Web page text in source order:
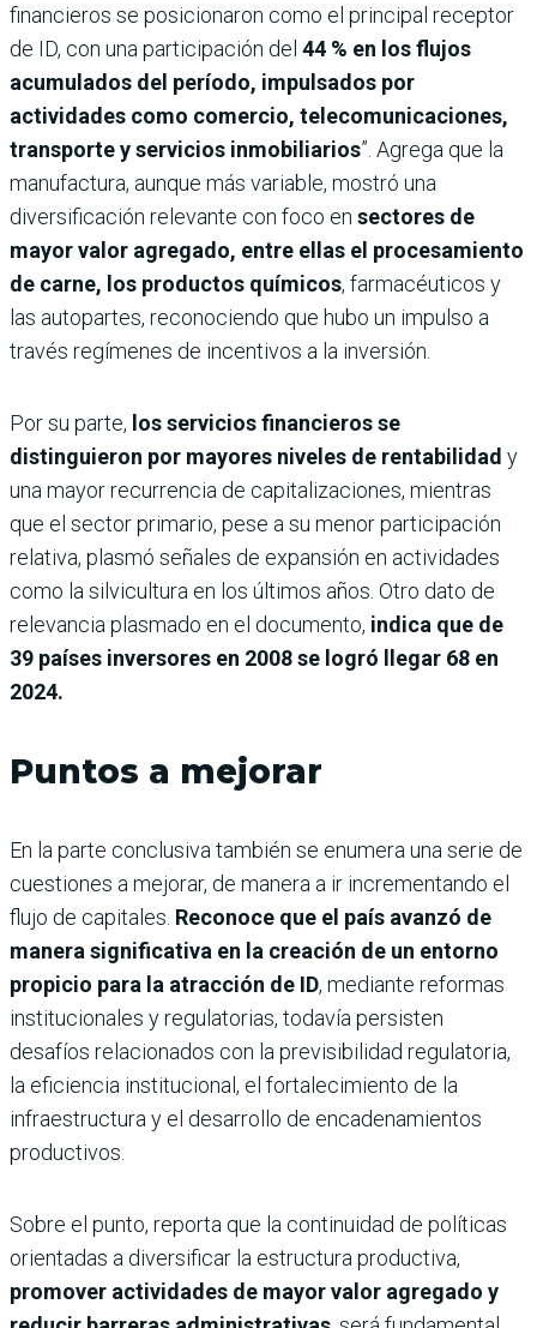
financieros se posicionaron como el principal receptor
de ID, con una participación del 44 % en los flujos
acumulados del período, impulsados por
actividades como comercio, telecomunicaciones,
transporte y servicios inmobiliarios”. Agrega que la
manufactura, aunque más variable, mostró una
diversificación relevante con foco en sectores de
mayor valor agregado, entre ellas el procesamiento
de carne, los productos químicos, farmacéuticos y
las autopartes, reconociendo que hubo un impulso a
través regímenes de incentivos a la inversión.
Por su parte, los servicios financieros se
distinguieron por mayores niveles de rentabilidad y
una mayor recurrencia de capitalizaciones, mientras
que el sector primario, pese a su menor participación
relativa, plasmó señales de expansión en actividades
como la silvicultura en los últimos años. Otro dato de
relevancia plasmado en el documento, indica que de
39 países inversores en 2008 se logró llegar 68 en
2024.
Puntos a mejorar
En la parte conclusiva también se enumera una serie de
cuestiones a mejorar, de manera a ir incrementando el
flujo de capitales. Reconoce que el país avanzó de
manera significativa en la creación de un entorno
propicio para la atracción de ID, mediante reformas
institucionales y regulatorias, todavía persisten
desafíos relacionados con la previsibilidad regulatoria,
la eficiencia institucional, el fortalecimiento de la
infraestructura y el desarrollo de encadenamientos
productivos.
Sobre el punto, reporta que la continuidad de políticas
orientadas a diversificar la estructura productiva,
promover actividades de mayor valor agregado y